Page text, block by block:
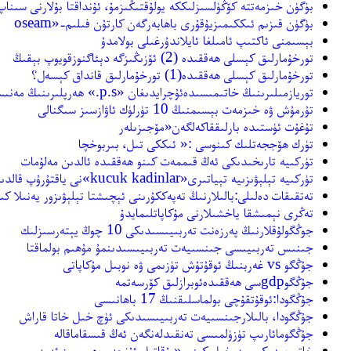
بۈگۈن خىزمەتتە كۆڭۈلسىزلىككە يولۇقتىڭىزمۇ، ئۇنداقتا بۇلارنى
بۈگۈن قىزىم ئىككىمىزيۇقۇرى باھابەرگەن كارتۇن فىلىم-«oseam
بېسىمنى ئاكتىپ ئامىلغا ئايلاندۇرغىلى بولامدۇ
تورخۇمارلىق كېسلى ھەققىدە (2) ئۆزىڭىزگە دېئاگنوزقويوپ بېقىڭ
تورخۇمارلىق كېسلى ھەققىدە(1) تورخۇمارلىق قانداق كېسەل؟
توريازمىلىرىنىڭ خاتىمىسىدەئۇچرايدىغان «p.s.» ھەرپلىرىنىڭ مەنىسى نېمە؟
تۇرمۇش ۋە خىزمەت بېسىمنىڭ 10 تۈرلۈك ئاۋازسىز سىگنالى
تۇغۇت ئۈستىدە بارلىققاكەلگەن«مۆجىزىلەر
تۈرك ھۆججەتلىك كىنوسى :« ئىككى تىل، بىربوخچا
تۈركىيە تارىخىدىكى ئەڭ قىممەت كىنو ھەققىدە ئالدىن مەلۇمات
تۈركىيە تېلېۋىزىيە تېياتىرى«kucuk kadinlar»نى ياقتۇرۇپ قالدىم
تەتقىقات دەلىلى:بالىلارنىڭ تەپەككۇرىنى ئېچىشتا تېلېۋىزور يەنىلا
تەڭرى نېمىشقا ياخشىلارنى مۇكاپاتلىمايدۇ
جوڭگولۇقلارنىڭ پەرزەنت تەربىيىسىدىكى 10 چوڭ يېتەرسىزلىك
جىنىس تەربىيىسى جىنسىيەت تەربىيىسىدىنمۇ مۇھىم بولماقتا
جۇڭگو vs غەربنىڭ ئوقۇتۇش تۈزىمى ۋە نوبىل مۇكاپاتى
جۇڭگوgdpسى ھەققىدەئوبرازلىق كۆرسەتمە
جۇڭگودا:ئوقۇتقۇچى بولماسلىقنىڭ 17 باھانىسى
جۇڭگودا، بالىلارجىنسىيەت تەربىيىسىدىكى ئۈچ خىل خاتا قاراش
جۇڭگومائارىپ تۈزۈلمىسى تەنقىدلەنگەن ئەڭ قىسقاماقالە